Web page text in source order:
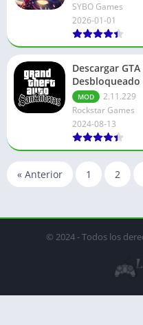
SYBO Games
2026-01-01
Descargar
Desbloqueado
MOD
2.11.229
Rockstar Games
2024-08-13
« Anterior 1 2
© 2024 - Todos los